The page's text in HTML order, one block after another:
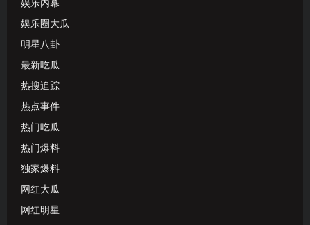
娱乐内幕
娱乐圈大瓜
明星八卦
最新吃瓜
热搜追踪
热点事件
热门吃瓜
热门爆料
独家爆料
网红大瓜
网红明星